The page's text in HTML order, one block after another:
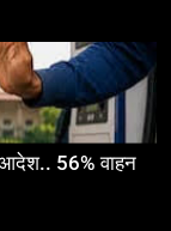
आदेश.. 56% वाहन